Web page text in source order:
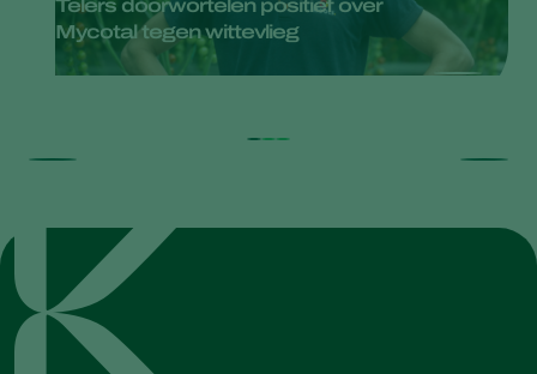
Telers doorwortelen positief over
Mycotal tegen wittevlieg